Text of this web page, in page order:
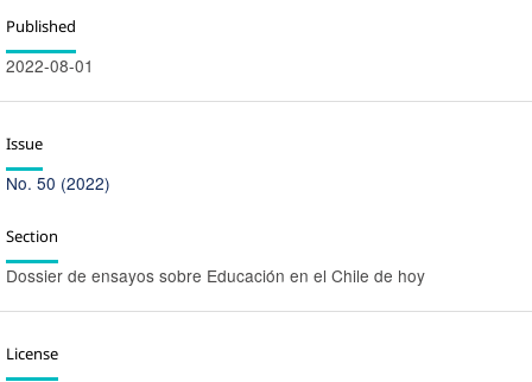
Published
2022-08-01
Issue
No. 50 (2022)
Section
Dossier de ensayos sobre Educación en el Chile de hoy
License